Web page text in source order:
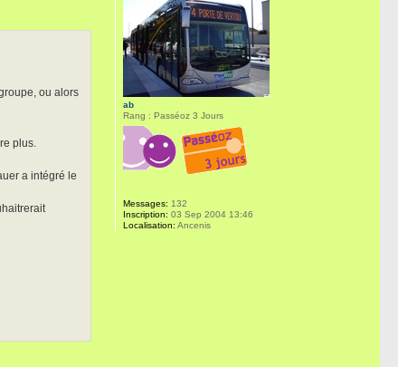
ou alors
plus.
a intégré le
ab
Rang : Passéoz 3 Jours
Messages: 132
Inscription: 03 Sep 2004 13:46
Localisation: Ancenis